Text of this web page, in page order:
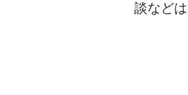
談などは